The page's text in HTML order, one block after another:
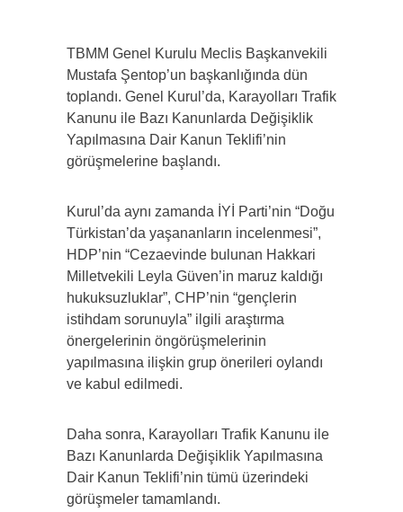
TBMM Genel Kurulu Meclis Başkanvekili
Mustafa Şentop’un başkanlığında dün
toplandı. Genel Kurul’da, Karayolları Trafik
Kanunu ile Bazı Kanunlarda Değişiklik
Yapılmasına Dair Kanun Teklifi’nin
görüşmelerine başlandı.
Kurul’da aynı zamanda İYİ Parti’nin “Doğu
Türkistan’da yaşananların incelenmesi”,
HDP’nin “Cezaevinde bulunan Hakkari
Milletvekili Leyla Güven’in maruz kaldığı
hukuksuzluklar”, CHP’nin “gençlerin
istihdam sorunuyla” ilgili araştırma
önergelerinin öngörüşmelerinin
yapılmasına ilişkin grup önerileri oylandı
ve kabul edilmedi.
Daha sonra, Karayolları Trafik Kanunu ile
Bazı Kanunlarda Değişiklik Yapılmasına
Dair Kanun Teklifi’nin tümü üzerindeki
görüşmeler tamamlandı.